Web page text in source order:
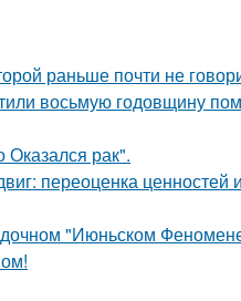
раньше почти не
восьмую годовщину
рак".
переоценка ценностей
"Июньском